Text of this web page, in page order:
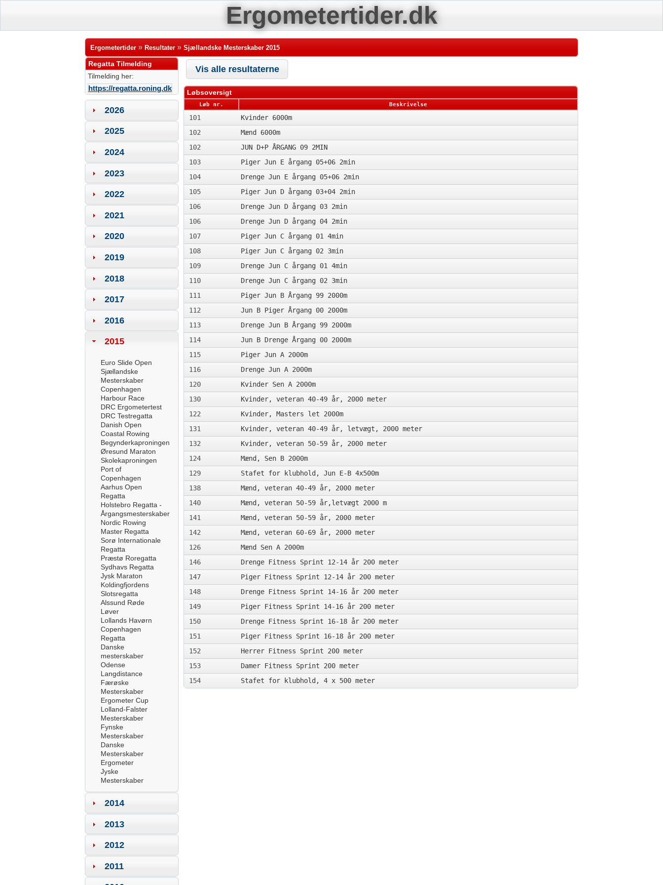
Ergometertider.dk
Ergometertider » Resultater » Sjællandske Mesterskaber 2015
Regatta Tilmelding
Tilmelding her:
https://regatta.roning.dk
2026
2025
2024
2023
2022
2021
2020
2019
2018
2017
2016
2015
Euro Slide Open
Sjællandske
Mesterskaber
Copenhagen
Harbour Race
DRC Ergometertest
DRC Testregatta
Danish Open
Coastal Rowing
Begynderkaproningen
Øresund Maraton
Skolekaproningen
Port of
Copenhagen
Aarhus Open
Regatta
Holstebro Regatta -
Årgangsmesterskaber
Nordic Rowing
Master Regatta
Sorø Internationale
Regatta
Præstø Roregatta
Sydhavs Regatta
Jysk Maraton
Koldingfjordens
Slotsregatta
Alssund Røde
Løver
Lollands Havørn
Copenhagen
Regatta
Danske
mesterskaber
Odense
Langdistance
Færøske
Mesterskaber
Ergometer Cup
Lolland-Falster
Mesterskaber
Fynske
Mesterskaber
Danske
Mesterskaber
Ergometer
Jyske
Mesterskaber
2014
2013
2012
2011
Vis alle resultaterne
Løbsoversigt
Løb nr. Beskrivelse
101
Kvinder 6000m
102
Mænd 6000m
102
JUN D+P ÅRGANG 09 2MIN
103
Piger Jun E årgang 05+06 2min
104
Drenge Jun E årgang 05+06 2min
105
Piger Jun D årgang 03+04 2min
106
Drenge Jun D årgang 03 2min
106
Drenge Jun D årgang 04 2min
107
Piger Jun C årgang 01 4min
108
Piger Jun C årgang 02 3min
109
Drenge Jun C årgang 01 4min
110
Drenge Jun C årgang 02 3min
111
Piger Jun B Årgang 99 2000m
112
Jun B Piger Årgang 00 2000m
113
Drenge Jun B Årgang 99 2000m
114
Jun B Drenge Årgang 00 2000m
115
Piger Jun A 2000m
116
Drenge Jun A 2000m
120
Kvinder Sen A 2000m
130
Kvinder, veteran 40-49 år, 2000 meter
122
Kvinder, Masters let 2000m
131
Kvinder, veteran 40-49 år, letvægt, 2000 meter
132
Kvinder, veteran 50-59 år, 2000 meter
124
Mænd, Sen B 2000m
129
Stafet for klubhold, Jun E-B 4x500m
138
Mænd, veteran 40-49 år, 2000 meter
140
Mænd, veteran 50-59 år,letvægt 2000 m
141
Mænd, veteran 50-59 år, 2000 meter
142
Mænd, veteran 60-69 år, 2000 meter
126
Mænd Sen A 2000m
146
Drenge Fitness Sprint 12-14 år 200 meter
147
Piger Fitness Sprint 12-14 år 200 meter
148
Drenge Fitness Sprint 14-16 år 200 meter
149
Piger Fitness Sprint 14-16 år 200 meter
150
Drenge Fitness Sprint 16-18 år 200 meter
151
Piger Fitness Sprint 16-18 år 200 meter
152
Herrer Fitness Sprint 200 meter
153
Damer Fitness Sprint 200 meter
154
Stafet for klubhold, 4 x 500 meter